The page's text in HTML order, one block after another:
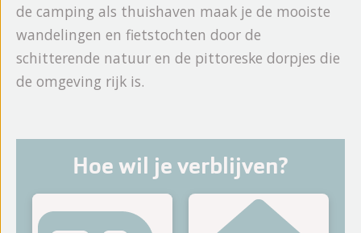
de camping als thuishaven maak je de mooiste
wandelingen en fietstochten door de
schitterende natuur en de pittoreske dorpjes die
de omgeving rijk is.
Hoe wil je verblijven?